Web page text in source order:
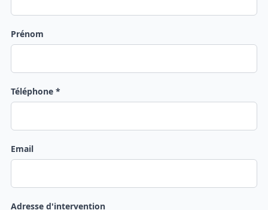
Prénom
Téléphone *
Email
Adresse d'intervention